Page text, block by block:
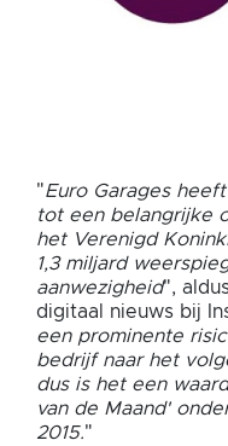
"Euro Garages
tot een belangrijke
het Verenigd
1,3 miljard
aanwezigheid",
digitaal nieuws bij
een prominente
bedrijf naar het
dus is het een
van de Maand'
2015."